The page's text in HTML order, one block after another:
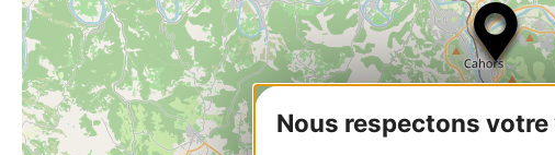
Nous respectons votre